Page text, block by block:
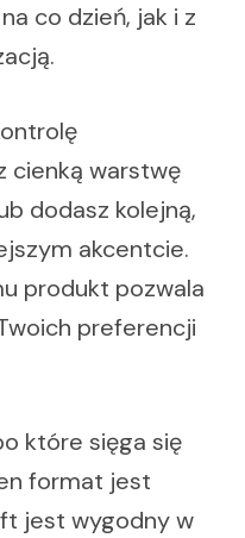
co dzień, jak i z
cienką warstwę
dodasz kolejną,
akcentcie.
produkt pozwala
preferencji
które sięga się
format jest
jest wygodny w